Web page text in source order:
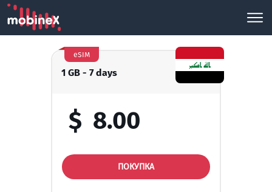
1 GB - 7 days
eSIM
$ 8.00
ПОКУПКА